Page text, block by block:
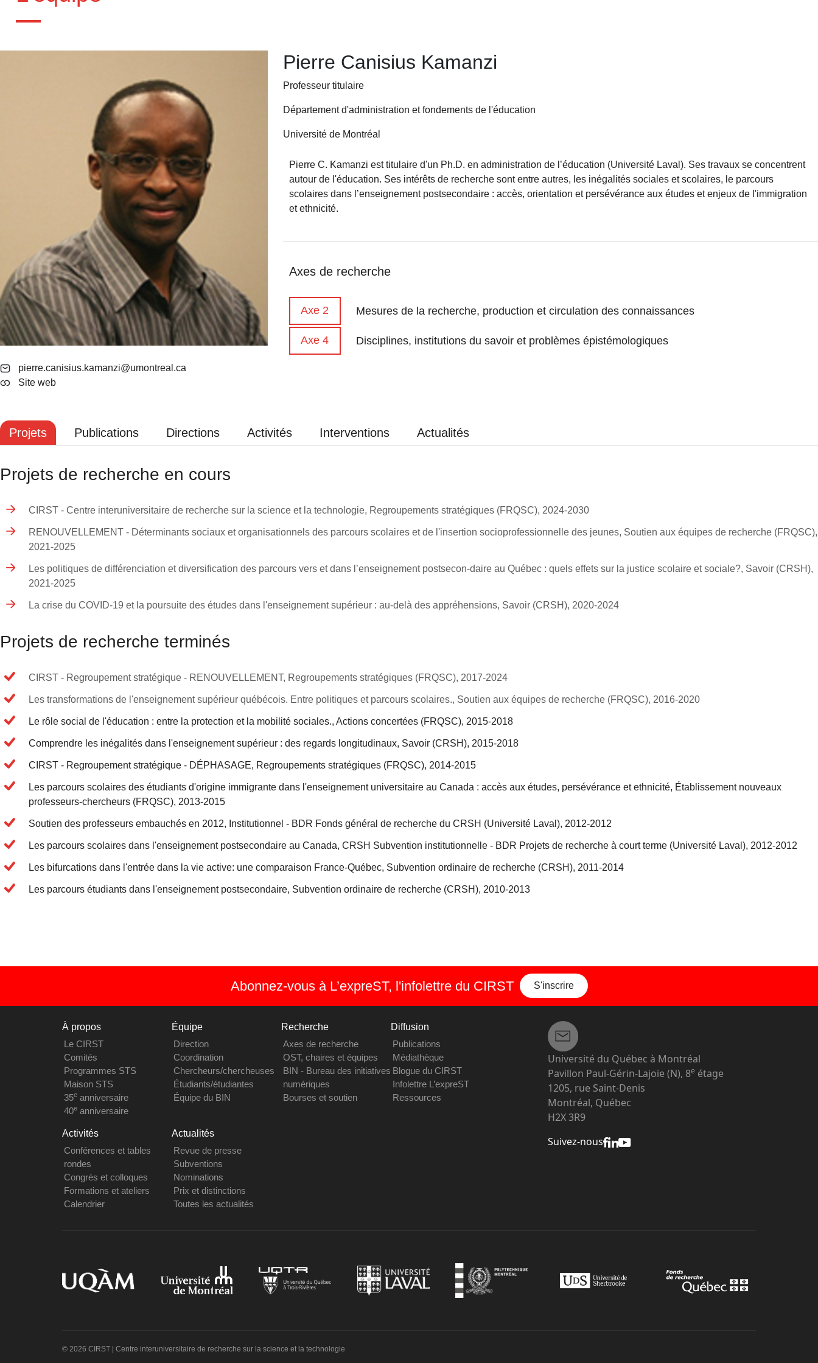
pierre.canisius.kamanzi@umontreal.ca
Site web
Pierre Canisius Kamanzi
Professeur titulaire
Département d'administration et fondements de l'éducation
Université de Montréal
Pierre C. Kamanzi est titulaire d'un Ph.D. en administration de l’éducation (Université Laval). Ses travaux se concentrent
autour de l'éducation. Ses intérêts de recherche sont entre autres, les inégalités sociales et scolaires, le parcours
scolaires dans l’enseignement postsecondaire : accès, orientation et persévérance aux études et enjeux de l'immigration
et ethnicité.
Axes de recherche
Axe 2 Mesures de la recherche, production et circulation des connaissances
Axe 4 Disciplines, institutions du savoir et problèmes épistémologiques
Projets Publications Directions Activités Interventions Actualités
Projets de recherche en cours
CIRST - Centre interuniversitaire de recherche sur la science et la technologie, Regroupements stratégiques (FRQSC), 2024-2030
RENOUVELLEMENT - Déterminants sociaux et organisationnels des parcours scolaires et de l'insertion socioprofessionnelle des jeunes, Soutien aux équipes de recherche (FRQSC),
2021-2025
Les politiques de différenciation et diversification des parcours vers et dans l’enseignement postsecon-daire au Québec : quels effets sur la justice scolaire et sociale?, Savoir (CRSH),
2021-2025
La crise du COVID-19 et la poursuite des études dans l'enseignement supérieur : au-delà des appréhensions, Savoir (CRSH), 2020-2024
Projets de recherche terminés
CIRST - Regroupement stratégique - RENOUVELLEMENT, Regroupements stratégiques (FRQSC), 2017-2024
Les transformations de l'enseignement supérieur québécois. Entre politiques et parcours scolaires., Soutien aux équipes de recherche (FRQSC), 2016-2020
Le rôle social de l'éducation : entre la protection et la mobilité sociales., Actions concertées (FRQSC), 2015-2018
Comprendre les inégalités dans l'enseignement supérieur : des regards longitudinaux, Savoir (CRSH), 2015-2018
CIRST - Regroupement stratégique - DÉPHASAGE, Regroupements stratégiques (FRQSC), 2014-2015
Les parcours scolaires des étudiants d'origine immigrante dans l'enseignement universitaire au Canada : accès aux études, persévérance et ethnicité, Établissement nouveaux
professeurs-chercheurs (FRQSC), 2013-2015
Soutien des professeurs embauchés en 2012, Institutionnel - BDR Fonds général de recherche du CRSH (Université Laval), 2012-2012
Les parcours scolaires dans l'enseignement postsecondaire au Canada, CRSH Subvention institutionnelle - BDR Projets de recherche à court terme (Université Laval), 2012-2012
Les bifurcations dans l'entrée dans la vie active: une comparaison France-Québec, Subvention ordinaire de recherche (CRSH), 2011-2014
Les parcours étudiants dans l'enseignement postsecondaire, Subvention ordinaire de recherche (CRSH), 2010-2013
Abonnez-vous à L’expreST, l'infolettre du CIRST S'inscrire
À propos
Le CIRST
Comités
Programmes STS
Maison STS
35eanniversaire
40eanniversaire
Équipe
Direction
Coordination
Chercheurs/chercheuses
Étudiants/étudiantes
Équipe du BIN
Recherche
Axes de recherche
OST, chaires et équipes
BIN - Bureau des initiatives
numériques
Bourses et soutien
Diffusion
Publications
Médiathèque
Blogue du CIRST
Infolettre L’expreST
Ressources
Activités
Conférences et tables
rondes
Congrès et colloques
Formations et ateliers
Calendrier
Actualités
Revue de presse
Subventions
Nominations
Prix et distinctions
Toutes les actualités
Université du Québec à Montréal
Pavillon Paul-Gérin-Lajoie (N), 8e étage
1205, rue Saint-Denis
Montréal, Québec
H2X 3R9
Suivez-nous
© 2026 CIRST | Centre interuniversitaire de recherche sur la science et la technologie